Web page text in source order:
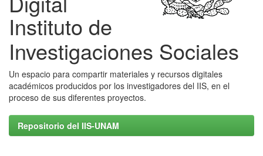
Instituto de
Investigaciones Sociales
Un espacio para compartir materiales y recursos digitales
académicos producidos por los investigadores del IIS, en el
proceso de sus diferentes proyectos.
Repositorio del IIS-UNAM